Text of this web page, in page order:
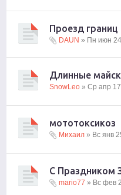
Проезд границ
DAUN » Пн июн
Длинные
SnowLeo » Ср апр
мототоксикоз
Михаил » Вс янв
С Праздником
mario77 » Вс фев